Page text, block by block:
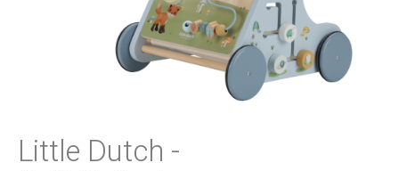
Little Dutch -